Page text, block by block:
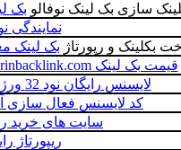
سازی بک لینک نوفالو بک
نمایندگی
بکلینک و رپورتاژ بک لینک
قیمت بک لینک https://behtarinbacklink.com/
لایسنس رایگان نود 32 ورژن 16 به تاریخ امروز
کد لایسنس فعال سازی
سایت های خرید
ریپورتاژ